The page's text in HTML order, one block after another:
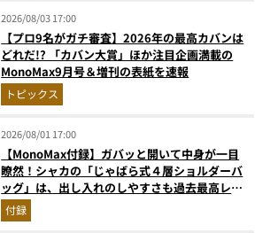
2026/08/03 17:00
【プロ9名がガチ審査】2026年の最高カバンは
どれだ!? 「カバン大賞」ほか注目企画満載の
MonoMax9月号＆増刊の表紙を速報
トピックス
2026/08/01 17:00
【MonoMax付録】ガバッと開いて中身が一目
瞭然！シャカの「じゃばら式４層ショルダーバ
ッグ」は、出し入れのしやすさも過去最高レベ
ルだった！
付録